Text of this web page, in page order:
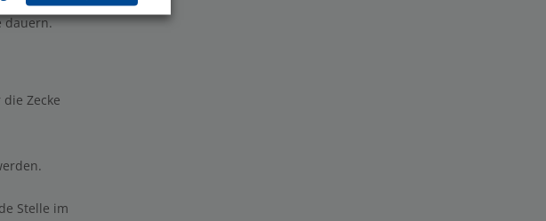
dauern.
Zecke
Stelle im